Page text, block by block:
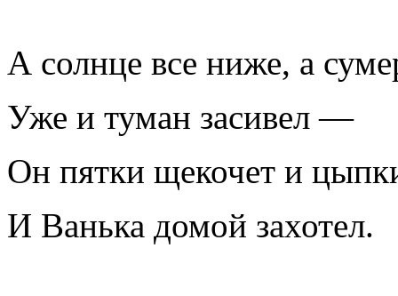
А солнце все ниже, а
Уже и туман засивел —
Он пятки щекочет и
И Ванька домой захотел.